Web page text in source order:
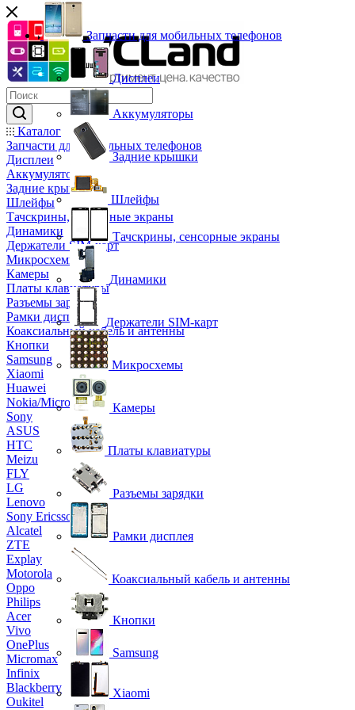
Каталог
Запчасти для мобильных телефонов
Дисплеи
Аккумуляторы
Задние крышки
Шлейфы
Тачскрины, сенсорные экраны
Динамики
Держатели SIM-карт
Микросхемы
Камеры
Платы клавиатуры
Разъемы зарядки
Рамки дисплея
Коаксиальный кабель и антенны
Кнопки
Samsung
Xiaomi
Huawei
Nokia/Microsoft
Sony
ASUS
HTC
Meizu
FLY
LG
Lenovo
Sony Ericsson
Alcatel
ZTE
Explay
Motorola
Oppo
Philips
Acer
Vivo
OnePlus
Micromax
Infinix
Blackberry
Oukitel
Запчасти для мобильных телефонов
Дисплеи
Аккумуляторы
Задние крышки
Шлейфы
Тачскрины, сенсорные экраны
Динамики
Держатели SIM-карт
Микросхемы
Камеры
Платы клавиатуры
Разъемы зарядки
Рамки дисплея
Коаксиальный кабель и антенны
Кнопки
Samsung
Xiaomi